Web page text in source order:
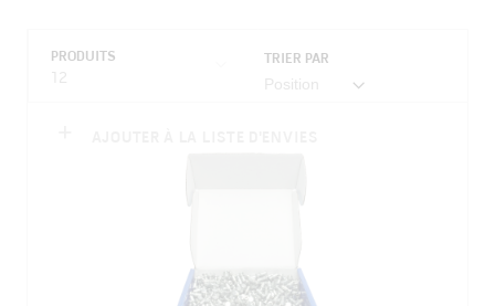
PRODUITS
12
TRIER PAR